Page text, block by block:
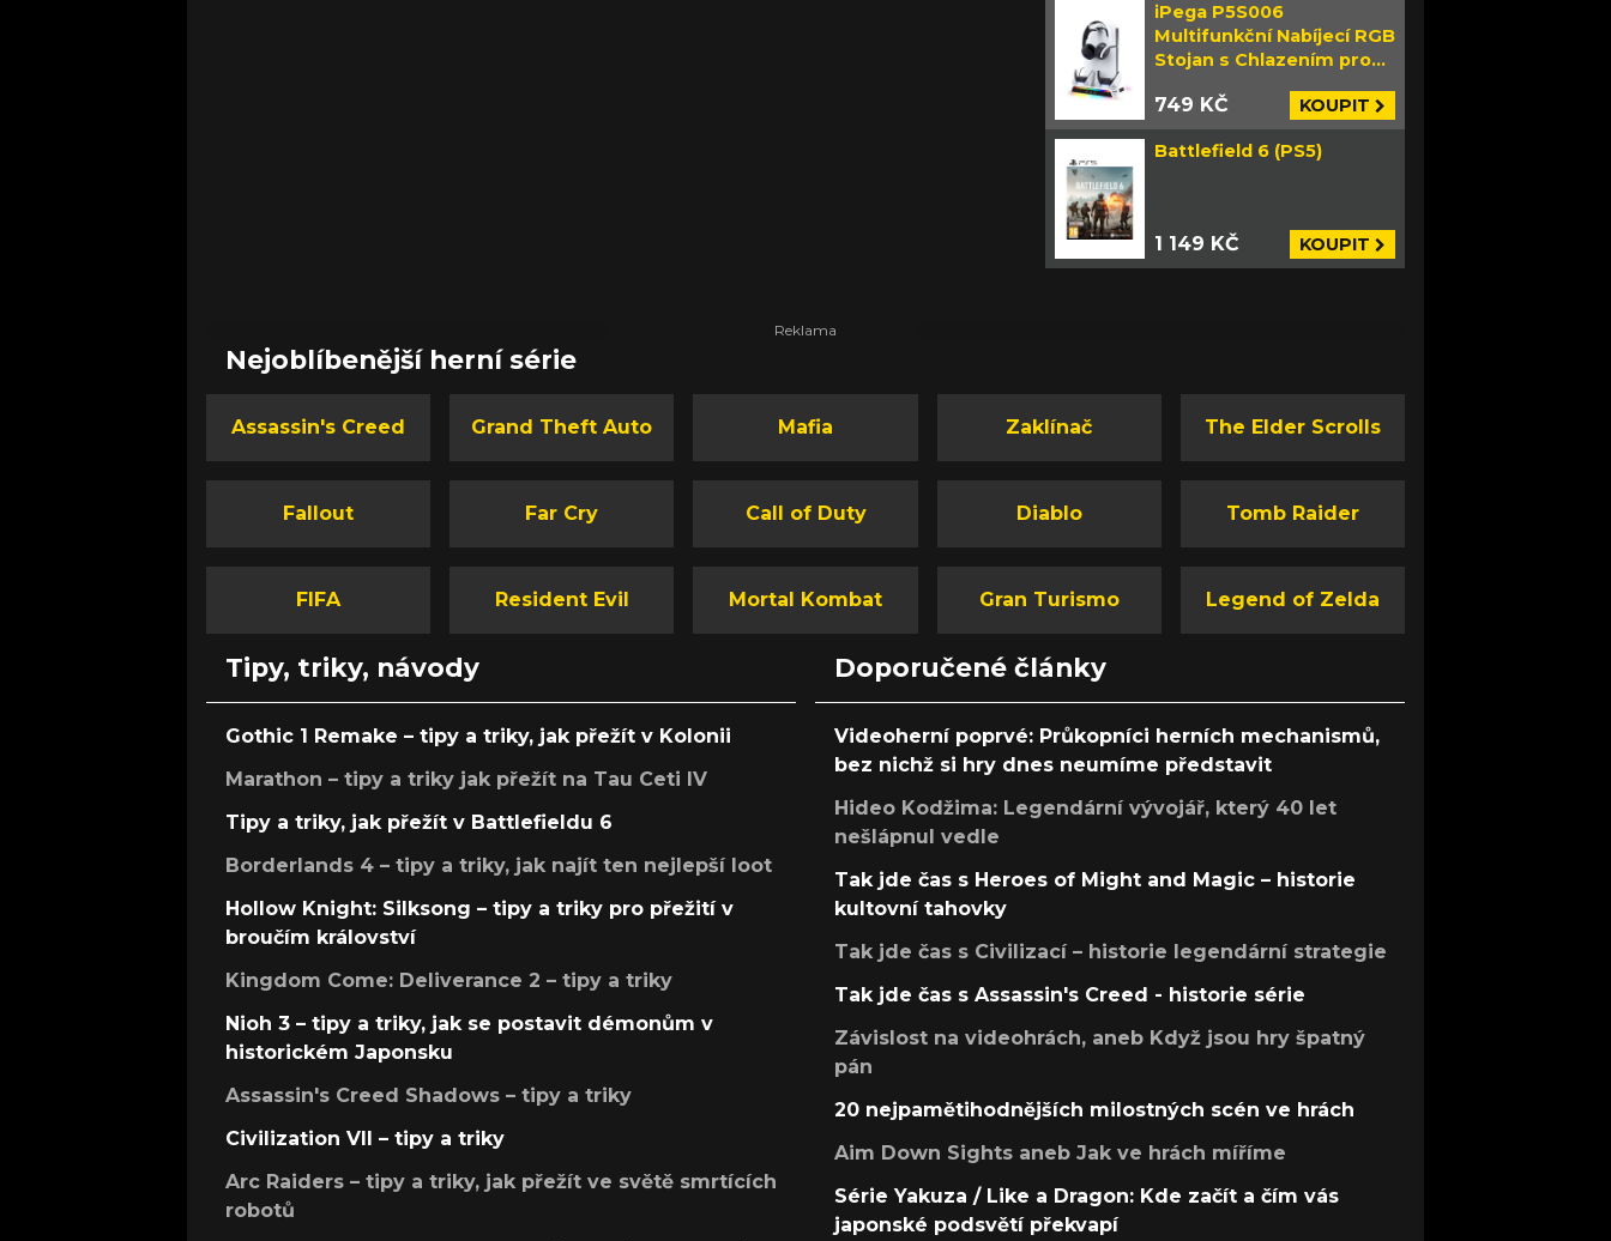
iPega P5S006
Multifunkční Nabíjecí RGB
Stojan s Chlazením pro
749 KČ KOUPIT
Battlefield 6 (PS5)
1 149 KČ KOUPIT
Nejoblíbenější herní série
Assassin's Creed Grand Theft Auto Mafia Zaklínač The Elder Scrolls
Fallout Far Cry Call of Duty Diablo Tomb Raider
FIFA Resident Evil Mortal Kombat Gran Turismo Legend of Zelda
Tipy, triky, návody
Gothic 1 Remake – tipy a triky, jak přežít v Kolonii
Marathon – tipy a triky jak přežít na Tau Ceti IV
Tipy a triky, jak přežít v Battlefieldu 6
Borderlands 4 – tipy a triky, jak najít ten nejlepší loot
Hollow Knight: Silksong – tipy a triky pro přežití v
broučím království
Kingdom Come: Deliverance 2 – tipy a triky
Nioh 3 – tipy a triky, jak se postavit démonům v
historickém Japonsku
Assassin's Creed Shadows – tipy a triky
Civilization VII – tipy a triky
Arc Raiders – tipy a triky, jak přežít ve světě smrtících
robotů
Doporučené články
Videoherní poprvé: Průkopníci herních mechanismů,
bez nichž si hry dnes neumíme představit
Hideo Kodžima: Legendární vývojář, který 40 let
nešlápnul vedle
Tak jde čas s Heroes of Might and Magic – historie
kultovní tahovky
Tak jde čas s Civilizací – historie legendární strategie
Tak jde čas s Assassin's Creed - historie série
Závislost na videohrách, aneb Když jsou hry špatný
pán
20 nejpamětihodnějších milostných scén ve hrách
Aim Down Sights aneb Jak ve hrách míříme
Série Yakuza / Like a Dragon: Kde začít a čím vás
japonské podsvětí překvapí